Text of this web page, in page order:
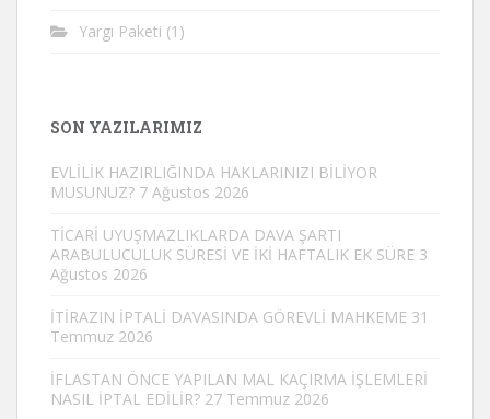
Yargı Paketi (1)
SON YAZILARIMIZ
EVLİLİK HAZIRLIĞINDA HAKLARINIZI BİLİYOR
MUSUNUZ? 7 Ağustos 2026
TİCARİ UYUŞMAZLIKLARDA DAVA ŞARTI
ARABULUCULUK SÜRESİ VE İKİ HAFTALIK EK SÜRE 3
Ağustos 2026
İTİRAZIN İPTALİ DAVASINDA GÖREVLİ MAHKEME 31
Temmuz 2026
İFLASTAN ÖNCE YAPILAN MAL KAÇIRMA İŞLEMLERİ
NASIL İPTAL EDİLİR? 27 Temmuz 2026